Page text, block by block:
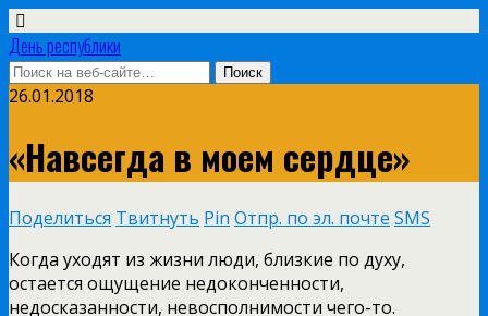
День республики
26.01.2018
«Навсегда в моем сердце»
Поделиться Твитнуть Pin Отпр. по эл. почте SMS
Когда уходят из жизни люди, близкие по духу,
остается ощущение недоконченности,
недосказанности, невосполнимости чего-то.